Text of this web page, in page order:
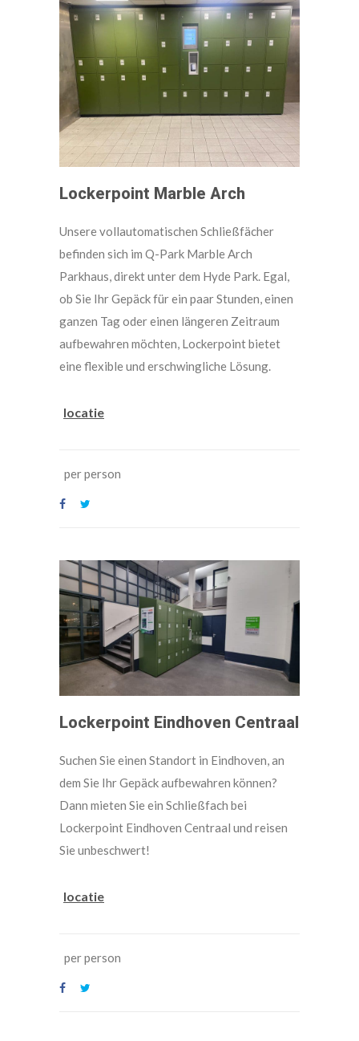
Lockerpoint Marble Arch
Unsere vollautomatischen Schließfächer
befinden sich im Q-Park Marble Arch
Parkhaus, direkt unter dem Hyde Park. Egal,
ob Sie Ihr Gepäck für ein paar Stunden, einen
ganzen Tag oder einen längeren Zeitraum
aufbewahren möchten, Lockerpoint bietet
eine flexible und erschwingliche Lösung.
locatie
per person
Lockerpoint Eindhoven Centraal
Suchen Sie einen Standort in Eindhoven, an
dem Sie Ihr Gepäck aufbewahren können?
Dann mieten Sie ein Schließfach bei
Lockerpoint Eindhoven Centraal und reisen
Sie unbeschwert!
locatie
per person